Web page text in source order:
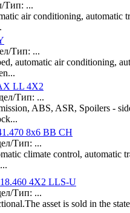
Тип: ...
air conditioning,
Тип: ...
automatic air conditioning,
LL 4X2
Тип: ...
ABS, ASR, Spoilers -
8x6 BB CH
Тип: ...
climate control,
4X2 LLS-U
Тип: ...
asset is sold in the